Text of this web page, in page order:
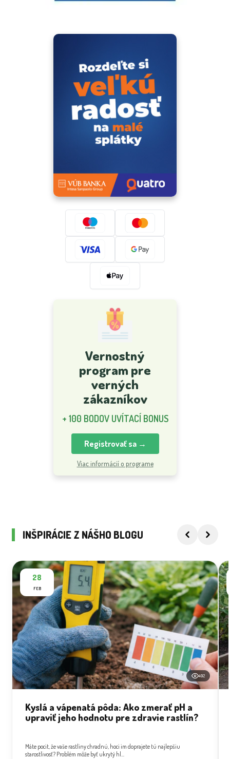
Vernostný
program pre
verných
zákazníkov
+ 100 BODOV UVÍTACÍ BONUS
Registrovať sa →
Viac informácií o programe
INŠPIRÁCIE Z NÁŠHO BLOGU
28
FEB
492
Kyslá a vápenatá pôda: Ako zmerať pH a
upraviť jeho hodnotu pre zdravie rastlín?
Máte pocit, že vaše rastliny chradnú, hoci im doprajete tú najlepšiu
starostlivosť? Problém môže byť ukrytý hl...